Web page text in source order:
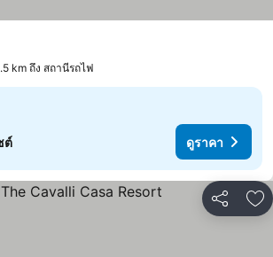
km ถึง สถานีรถไฟ
ต์ ดูราคา
แชร์ เ